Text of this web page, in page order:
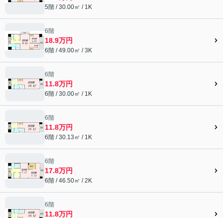
5階 / 30.00㎡ / 1K
6階
18.9万円
6階 / 49.00㎡ / 3K
6階
11.8万円
6階 / 30.00㎡ / 1K
6階
11.8万円
6階 / 30.13㎡ / 1K
6階
17.8万円
6階 / 46.50㎡ / 2K
6階
11.8万円